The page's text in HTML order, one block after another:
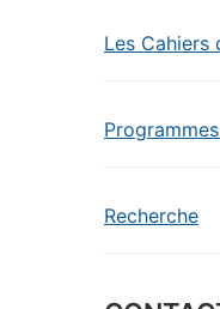
Les Cahiers
Recherche